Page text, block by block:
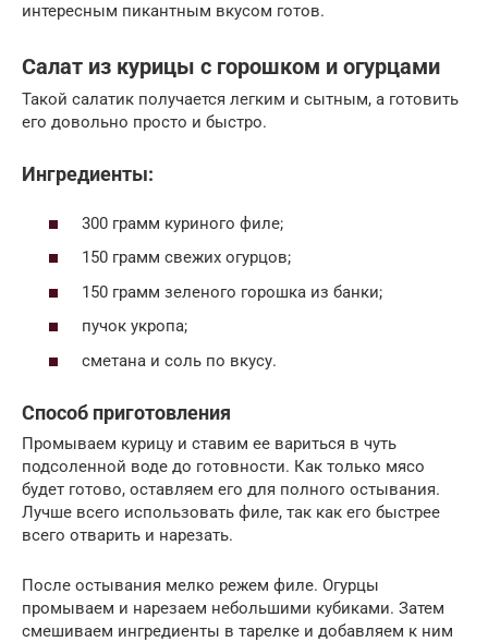
интересным пикантным вкусом готов.
Салат из курицы с горошком и огурцами
Такой салатик получается легким и сытным, а готовить
его довольно просто и быстро.
Ингредиенты:
300 грамм куриного филе;
150 грамм свежих огурцов;
150 грамм зеленого горошка из банки;
пучок укропа;
сметана и соль по вкусу.
Способ приготовления
Промываем курицу и ставим ее вариться в чуть
подсоленной воде до готовности. Как только мясо
будет готово, оставляем его для полного остывания.
Лучше всего использовать филе, так как его быстрее
всего отварить и нарезать.
После остывания мелко режем филе. Огурцы
промываем и нарезаем небольшими кубиками. Затем
смешиваем ингредиенты в тарелке и добавляем к ним